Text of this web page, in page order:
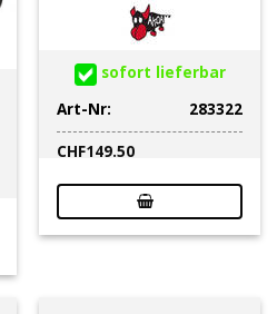
sofort lieferbar
Art-Nr:
283322
CHF149.50